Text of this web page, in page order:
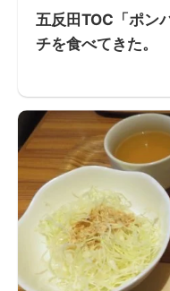
五反田TOC「ポン
チを食べてきた。